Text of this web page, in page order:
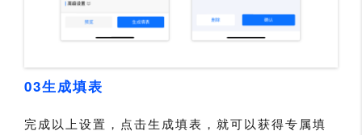
03生成填表
完成以上设置，点击生成填表，就可以获得专属填